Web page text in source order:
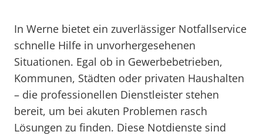
In Werne bietet ein zuverlässiger Notfallservice
schnelle Hilfe in unvorhergesehenen
Situationen. Egal ob in Gewerbebetrieben,
Kommunen, Städten oder privaten Haushalten
– die professionellen Dienstleister stehen
bereit, um bei akuten Problemen rasch
Lösungen zu finden. Diese Notdienste sind